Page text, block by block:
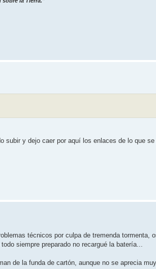
y dejo caer por aquí­ los enlaces de lo que
técnicos por culpa de tremenda tormenta,
siempre preparado no recargué la baterí­a...
de la funda de cartón, aunque no se aprecia